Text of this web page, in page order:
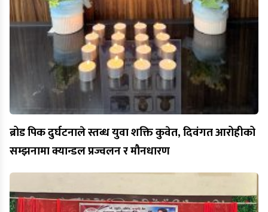
ब्रोड पिक दुर्घटनाले स्तब्ध युवा शक्ति कुवेत, दिवंगत आरोहीको
सम्झनामा क्यान्डल प्रज्वलन र मौनधारण